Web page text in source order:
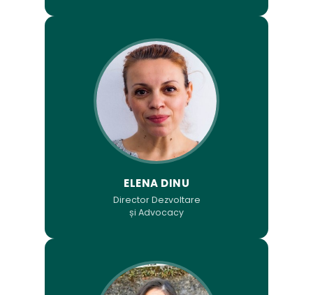
ELENA DINU
Director Dezvoltare
și Advocacy